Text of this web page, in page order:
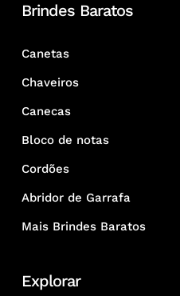
Brindes Baratos
Canetas
Chaveiros
Canecas
Bloco de notas
Cordões
Abridor de Garrafa
Mais Brindes Baratos
Explorar